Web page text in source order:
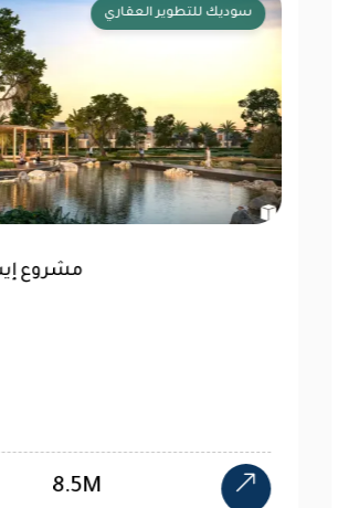
كمبوند ميفيدا جاردنز المستقبل سيتي
بسعر يبدأ 9.6M EGP